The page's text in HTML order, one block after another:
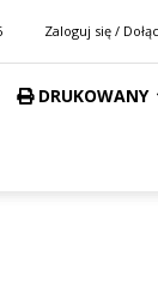
Zaloguj się /
DRUKOWANY